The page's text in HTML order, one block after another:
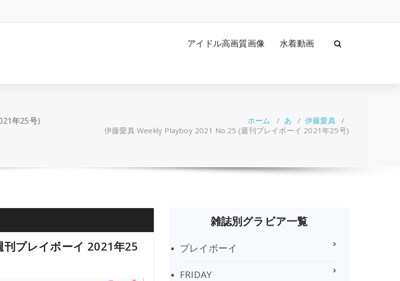
アイドル高画質画像 水着動画
年25号) ホーム / あ / 伊藤愛真/
伊藤愛真 Weekly Playboy 2021 No.25 (週刊プレイボーイ 2021年25号)
プレイボーイ 2021年25
雑誌別グラビア一覧
プレイボーイ
FRIDAY